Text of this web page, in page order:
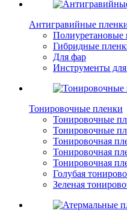
Антигравийные
Полиуретановые
Гибридные
Для фар
Инструменты
Тонировочные пленки
Тонировочные
Тонировочные
Тонировочная
Тонировочная
Тонировочная
Голубая
Зеленая